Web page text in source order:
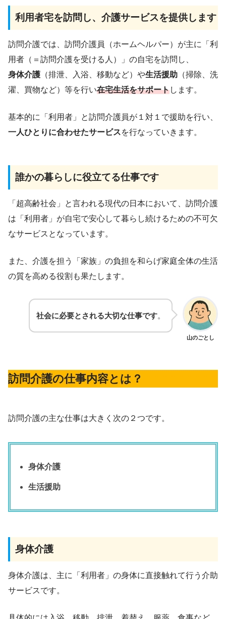
利用者宅を訪問し、介護サービスを提供します
訪問介護では、訪問介護員（ホームヘルパー）が主に「利
用者（＝訪問介護を受ける人）」の自宅を訪問し、
身体介護 （排泄、入浴、移動など）や生活援助 （掃除、洗
濯、買物など）等を行い在宅生活をサポートします。
基本的に「利用者」と訪問介護員が１対１で援助を行い、
一人ひとりに合わせたサービスを行なっていきます。
誰かの暮らしに役立てる仕事です
「超高齢社会」と言われる現代の日本において、訪問介護
は「利用者」が自宅で安心して暮らし続けるための不可欠
なサービスとなっています。
また、介護を担う「家族」の負担を和らげ家庭全体の生活
の質を高める役割も果たします。
山のごとし
社会に必要とされる大切な仕事です。
訪問介護の仕事内容とは？
訪問介護の主な仕事は大きく次の２つです。
身体介護
生活援助
身体介護
身体介護は、主に「利用者」の身体に直接触れて行う介助
サービスです。